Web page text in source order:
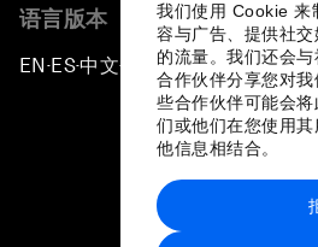
我们使用 Cookie 来
容与广告、提供社
的流量。我们还会
合作伙伴分享您对
些合作伙伴可能会
们或他们在您使用
他信息相结合。
语言版本
EN ▪ES▪中文▪ 日本語